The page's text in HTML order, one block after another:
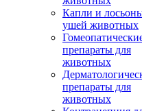
Капли и
ушей животных
препараты для
животных
препараты для
животных